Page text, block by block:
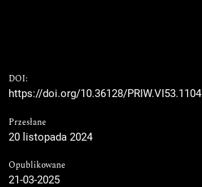
DOI:
https://doi.org/10.36128/PRIW.VI53.1104
Przesłane
20 listopada 2024
Opublikowane
21-03-2025